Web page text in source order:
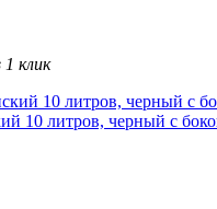
клик
10 литров, черный с